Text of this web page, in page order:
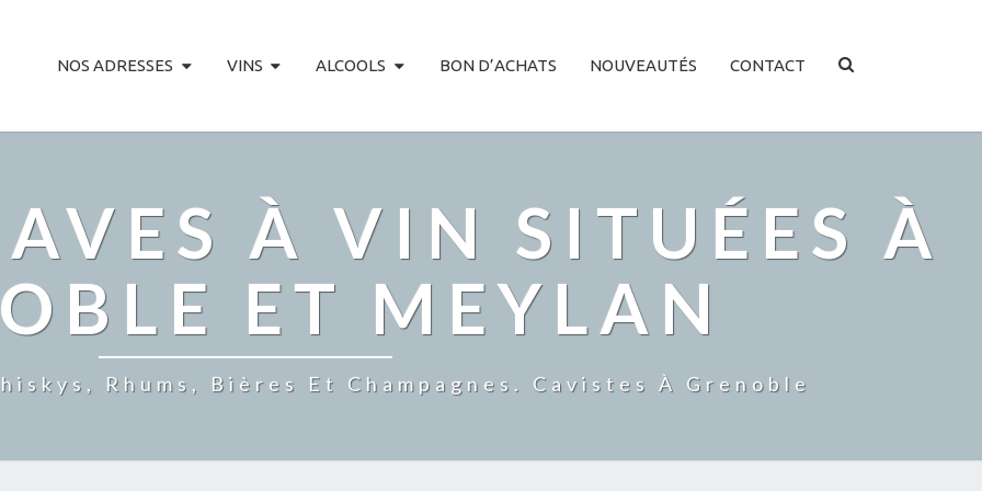
NOS ADRESSES VINS ALCOOLS BON D’ACHATS NOUVEAUTÉS CONTACT
SEARCH
À VIN SITUÉES À
ET MEYLAN
Rhums, Bières Et Champagnes. Cavistes À Grenoble